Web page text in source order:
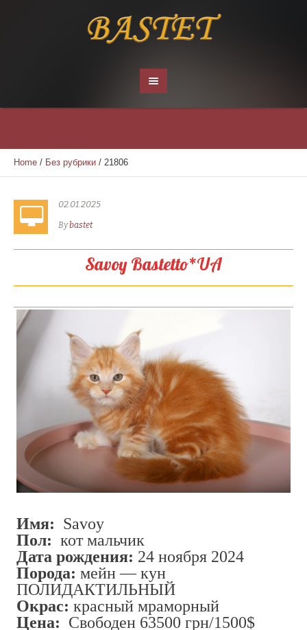
Home / Без рубрики / 21806
02.01.2025
Bybastet
Savoy Bastetto*UA
Имя: Savoy
Пол: кот мальчик
Дата рождения: 24 ноября 2024
Порода: мейн — кун
ПОЛИДАКТИЛЬНЫЙ
Окрас: красный мраморный
Цена: Свободен 63500 грн/1500$